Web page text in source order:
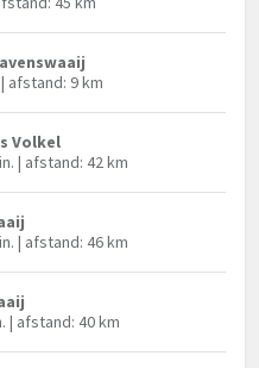
afstand: 9 km
Volkel
| afstand: 42 km
| afstand: 46 km
| afstand: 40 km